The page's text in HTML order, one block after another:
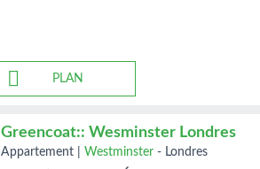
PLAN
Greencoat:: Wesminster Londres
appartement Westminster - Londres